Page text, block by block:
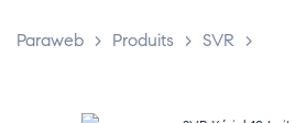
Paraweb > Produits > SVR >